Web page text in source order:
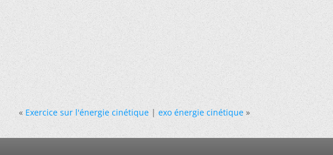
« Exercice sur l'énergie cinétique|exo énergie cinétique »